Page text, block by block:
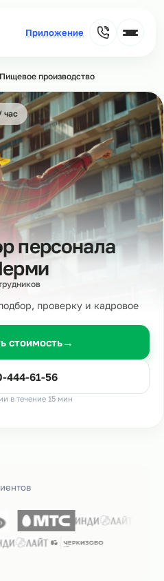
Пищевое производство
персонала
проверку и кадровое
стоимость→
444-61-56
в течение 15 мин